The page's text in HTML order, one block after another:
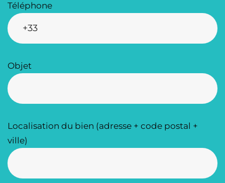
Téléphone
Objet
Localisation du bien (adresse + code postal +
ville)